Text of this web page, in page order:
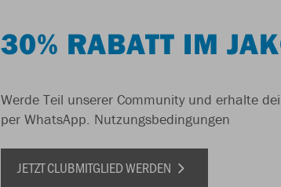
30% RABATT IM
Werde Teil unserer Community und erhalte
per WhatsApp. Nutzungsbedingungen
JETZT CLUBMITGLIED WERDEN